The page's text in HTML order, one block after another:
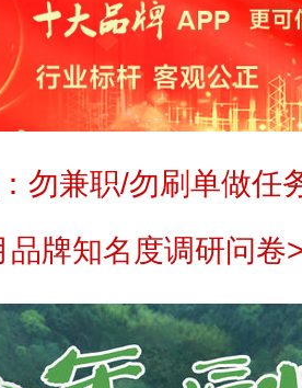
勿兼职/勿刷单做任
牌知名度调研问卷